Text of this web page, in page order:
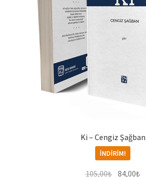
Ki – Cengiz Şağban
İNDIRIM!
105,00₺ Orijinal
84,00₺Şu